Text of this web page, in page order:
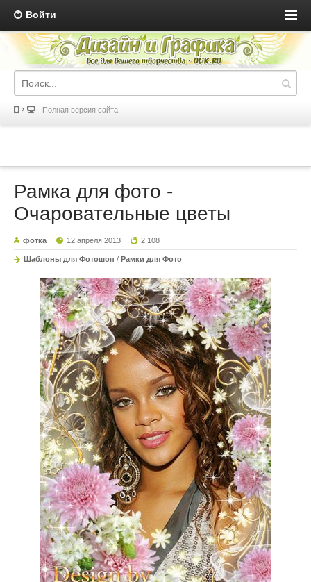
Войти
Полная версия сайта
Рамка для фото -
Очаровательные цветы
фотка 12 апреля 2013 2 108
Шаблоны для Фотошоп / Рамки для Фото